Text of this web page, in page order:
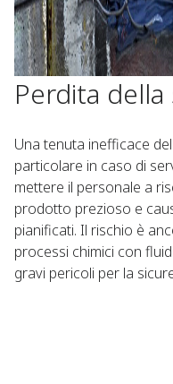
Perdita
Una tenuta inefficace
particolare in caso di
mettere il personale a
prodotto prezioso e
pianificati. Il rischio è
processi chimici con
gravi pericoli per la